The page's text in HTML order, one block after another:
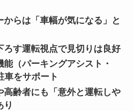
からは「車幅が気になる」と
ろす運転視点で見切りは良好
（パーキングアシスト・
車をサポート
高齢者にも「意外と運転しや
り